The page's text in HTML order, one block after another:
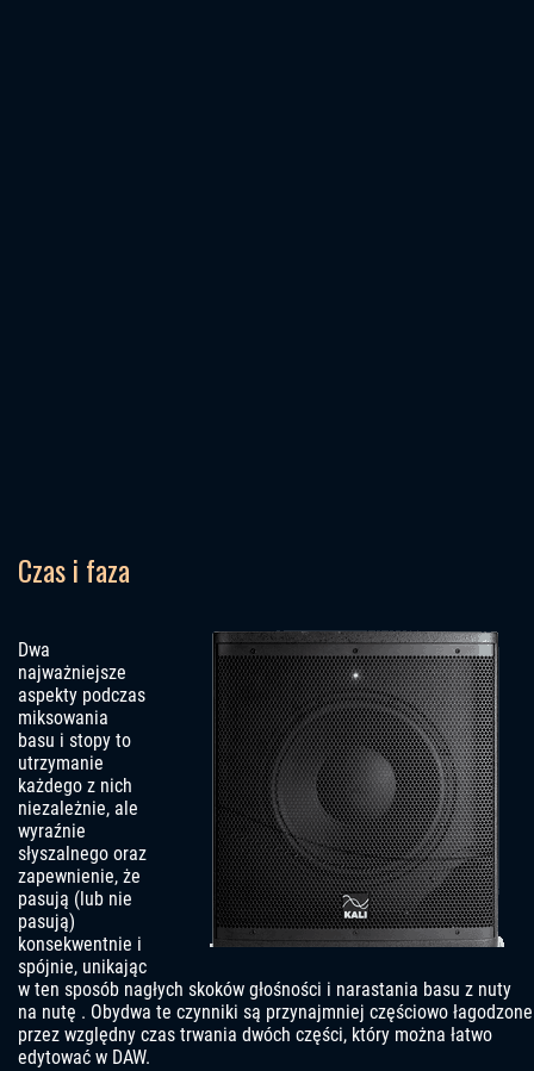
Czas i faza
Dwa
najważniejsze
aspekty podczas
miksowania
basu i stopy to
utrzymanie
każdego z nich
niezależnie, ale
wyraźnie
słyszalnego oraz
zapewnienie, że
pasują (lub nie
pasują)
konsekwentnie i
spójnie, unikając
w ten sposób nagłych skoków głośności i narastania basu z nuty
na nutę . Obydwa te czynniki są przynajmniej częściowo łagodzone
przez względny czas trwania dwóch części, który można łatwo
edytować w DAW.